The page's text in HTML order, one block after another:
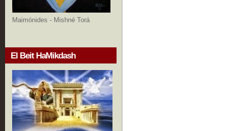
Maimónides - Mishné Torá
El Beit HaMikdash